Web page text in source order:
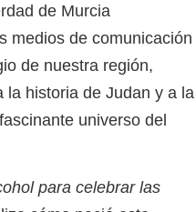
de Murcia
medios de comunicación
de nuestra región,
la historia de Judan y a la
universo del
para celebrar las